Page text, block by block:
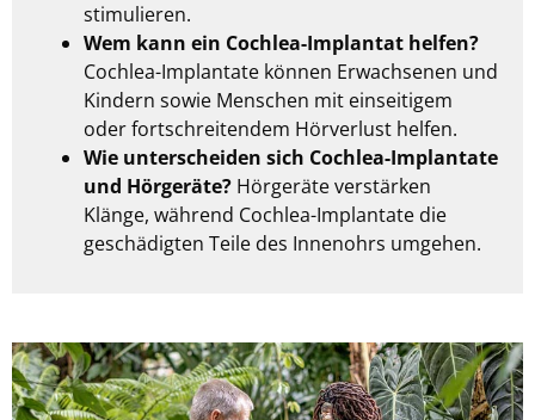
stimulieren.
Wem kann ein Cochlea-Implantat helfen?
Cochlea-Implantate können Erwachsenen und
Kindern sowie Menschen mit einseitigem
oder fortschreitendem Hörverlust helfen.
Wie unterscheiden sich Cochlea-Implantate
und Hörgeräte? Hörgeräte verstärken
Klänge, während Cochlea-Implantate die
geschädigten Teile des Innenohrs umgehen.